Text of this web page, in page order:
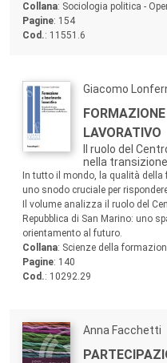
Collana: Sociologia politica -
Pagine: 154
Cod.: 11551.6
Autori:
Giacomo
Titolo:
LAVORATIVO
Il ruolo del
nella
Sommario:
In tutto il mondo, la qualità
uno snodo cruciale per
Il volume analizza il ruolo del
Repubblica di San Marino: uno
orientamento al futuro.
Collana: Scienze della
Pagine: 140
Cod.: 10292.29
Autori:
Anna Facchetti
Titolo: